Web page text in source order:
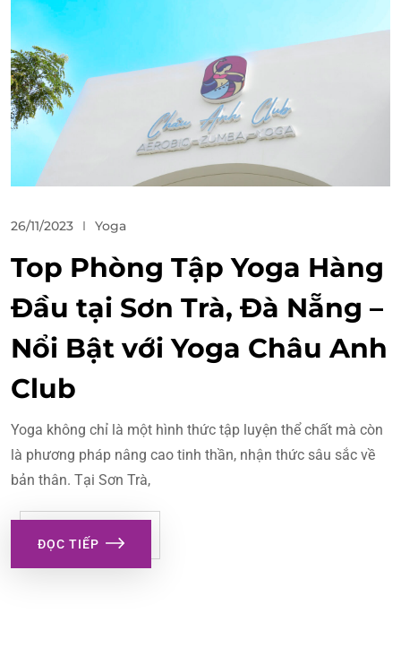
26/11/2023 Yoga
Top Phòng Tập Yoga Hàng
Đầu tại Sơn Trà, Đà Nẵng –
Nổi Bật với Yoga Châu Anh
Club
Yoga không chỉ là một hình thức tập luyện thể chất mà còn
là phương pháp nâng cao tinh thần, nhận thức sâu sắc về
bản thân. Tại Sơn Trà,
ĐỌC TIẾP